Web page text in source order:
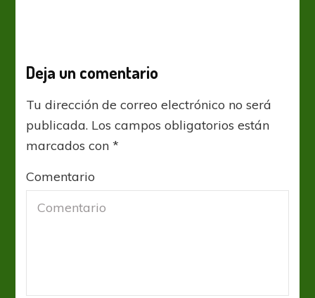
Deja un comentario
Tu dirección de correo electrónico no será
publicada. Los campos obligatorios están
marcados con*
Comentario